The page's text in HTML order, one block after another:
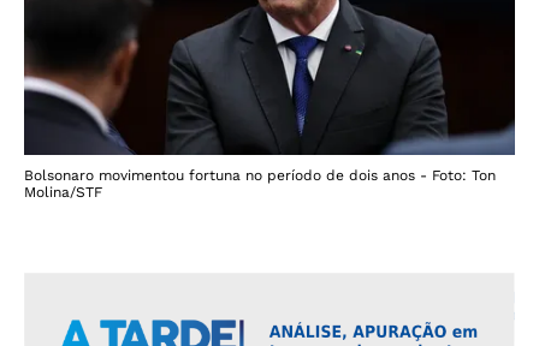
Bolsonaro movimentou fortuna no período de dois anos - Foto: Ton
Molina/STF